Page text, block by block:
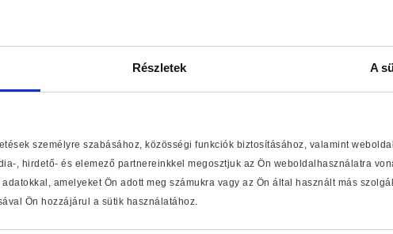
Részletek A
személyre szabásához, közösségi funkciók biztosításához, valamint
, hirdető- és elemező partnereinkkel megosztjuk az Ön weboldalhasználatra
amelyeket Ön adott meg számukra vagy az Ön által használt más
Ön hozzájárul a sütik használatához.
Részvényeseknek © 2026